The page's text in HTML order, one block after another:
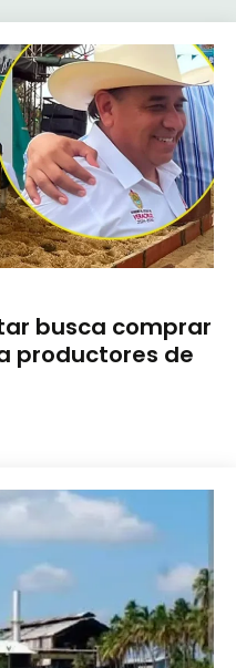
busca comprar
productores de